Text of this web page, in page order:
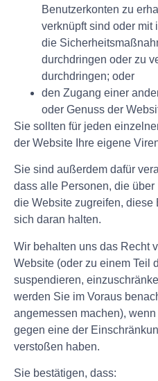
Benutzerkonten zu
verknüpft sind oder mit
die
durchdringen oder zu
durchdringen; oder
den Zugang einer
oder Genuss der
Sie sollten für jeden
der Website Ihre eigene
Sie sind außerdem dafür
dass alle Personen, die
die Website zugreifen, diese
sich daran halten.
Wir behalten uns das Recht
Website (oder zu einem Teil
suspendieren,
werden Sie im Voraus
angemessen machen),
gegen eine der
verstoßen haben.
Sie bestätigen, dass: